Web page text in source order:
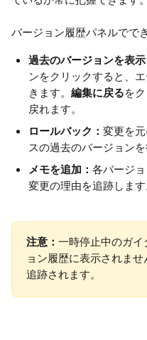
バージョン履歴パネルでで
過去のバージョンを表示
ンをクリックすると、
きます。 編集に戻るを
戻れます。
ロールバック： 変更を
スの過去のバージョンを
メモを追加： 各バージ
変更の理由を追跡します
注意： 一時停止中のガ
ョン履歴に表示されま
追跡されます。